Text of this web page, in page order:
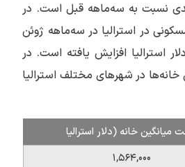
رشد ۱.۴ درصدی نسبت به سه‌ماهه قبل است. در
در استرالیا در سه‌ماهه ژوئن
تریلیون دلار استرالیا افزایش یافته است. در
خانه‌ها در شهرهای مختلف استرالیا
میانگین خانه (دلار استرالیا
۱,۵۶۴,۰۰۰